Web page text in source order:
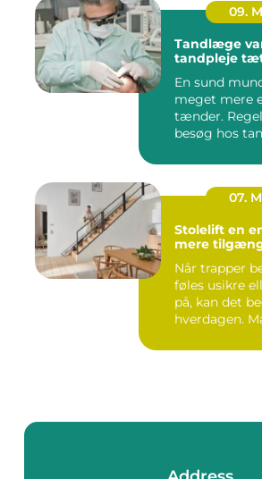
09.
Tandlæge
tandpleje
En sund
meget mere
tænder.
besøg hos
07.
Stolelift en enkel vej til et
mere
Når trapper
føles usikre
på, kan det
hverdagen.